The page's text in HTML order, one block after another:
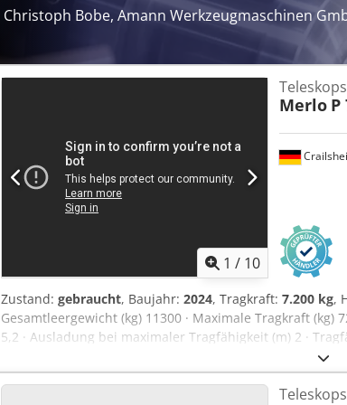
Fehler beinhalten, keine Gewähr auf alle Angaben.
Christoph Bobe, Amann Werkzeugmaschinen
1 / 10
Merlo P
Zustand: gebraucht, Baujahr: 2024, Tragkraft: 7.200 kg,
Gesamtleergewicht (kg) 11300 · Maximale Tragkraft (kg)
5,2 · Ausladung bei maximaler Tragfähigkeit (m) 2 ·
Tragkraft bei maximaler Hubhöhe (kg) 4000 ·
(%) +/- 8 · Abgasreinigungstechnologie Stage V SCR +
(km/h) 20/40 · Kraftstofftank (l) 140 · AdBlue-Behälter (l)